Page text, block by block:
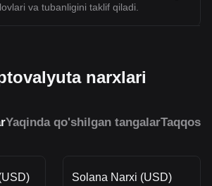
va tubanligini taklif qiladi.
narxlari
Yaqinda qo'shilgan tangalar
Solana Narxi (USD)